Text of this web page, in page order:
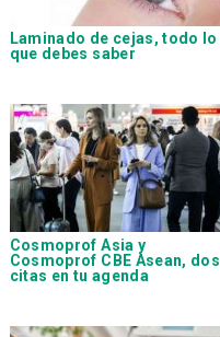
Laminado de cejas, todo lo
que debes saber
Cosmoprof Asia y
Cosmoprof CBE Asean, dos
citas en tu agenda